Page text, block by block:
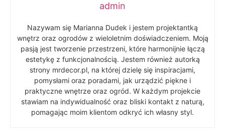
admin
Nazywam się Marianna Dudek i jestem projektantką
wnętrz oraz ogrodów z wieloletnim doświadczeniem. Moją
pasją jest tworzenie przestrzeni, które harmonijnie łączą
estetykę z funkcjonalnością. Jestem również autorką
strony mrdecor.pl, na której dzielę się inspiracjami,
pomysłami oraz poradami, jak urządzić piękne i
praktyczne wnętrze oraz ogród. W każdym projekcie
stawiam na indywidualność oraz bliski kontakt z naturą,
pomagając moim klientom odkryć ich własny styl.